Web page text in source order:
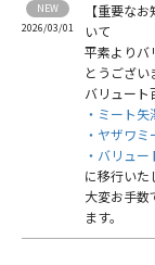
2026/03/01
【重要な
いて
平素よりバ
とうござい
バリュート
・ミート
・ヤザワ
・バリュ
に移行いた
大変お手数
ます。